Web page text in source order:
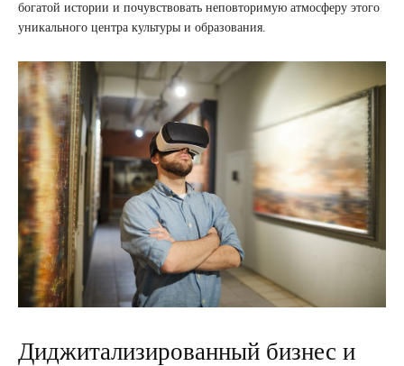
богатой истории и почувствовать неповторимую атмосферу этого
уникального центра культуры и образования.
Диджитализированный бизнес и